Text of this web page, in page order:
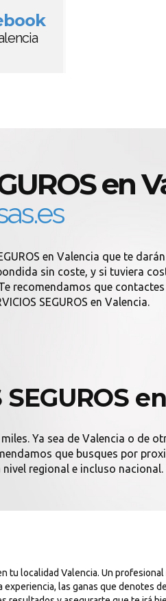
en
en Valencia que te
sin coste, y si tuviera
recomendamos que
SEGUROS en Valencia.
Ya sea de Valencia o de
que busques por
regional e incluso nacional.
localidad Valencia. Un profesional
las ganas que denotes